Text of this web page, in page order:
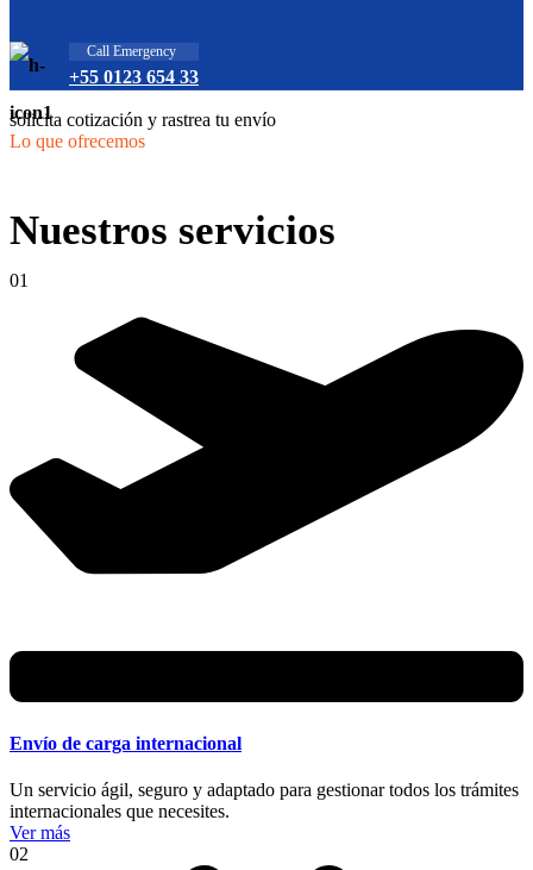
Call Emergency
+55 0123 654 33
solicita cotización y rastrea tu envío
Lo que ofrecemos
Nuestros servicios
01
Envío de carga internacional
Un servicio ágil, seguro y adaptado para gestionar todos los trámites
internacionales que necesites.
Ver más
02